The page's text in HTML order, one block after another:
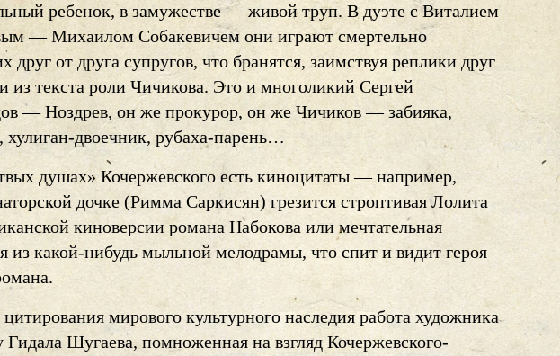
ребенок, в замужестве — живой труп. В дуэте с Виталием
— Михаилом Собакевичем они играют смертельно
друг от друга супругов, что бранятся, заимствуя реплики друг
из текста роли Чичикова. Это и многоликий Сергей
— Ноздрев, он же прокурор, он же Чичиков — забияка,
двоечник, рубаха-парень…
душах» Кочержевского есть киноцитаты — например,
дочке (Римма Саркисян) грезится строптивая Лолита
киноверсии романа Набокова или мечтательная
из какой-нибудь мыльной мелодрамы, что спит и видит героя
мирового культурного наследия работа художника
Гидала Шугаева, помноженная на взгляд Кочержевского-